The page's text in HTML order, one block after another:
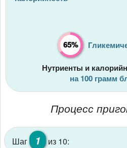
65%
Нутриенты и
на 100 грамм
Процесс
Шаг 1
из 10: